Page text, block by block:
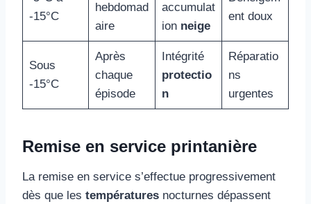
-15°C
hebdomad
aire
accumulat
ion neige
ent doux
Sous
-15°C
Après
chaque
épisode
Intégrité
protectio
n
Réparatio
ns
urgentes
Remise en service printanière
La remise en service s’effectue progressivement
dès que les températures nocturnes dépassent